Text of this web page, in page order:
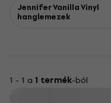
Jennifer Vanilla Vinyl
hanglemezek
1 - 1 a 1 termék-ból